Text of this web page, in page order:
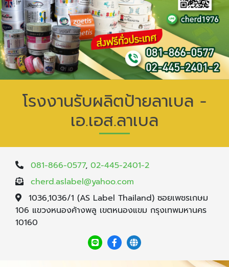
โรงงานรับผลิตป้ายลาเบล -
เอ.เอส.ลาเบล
081-866-0577, 02-445-2401-2
cherd.aslabel@yahoo.com
1036,1036/1 (AS Label Thailand) ซอยเพชรเกษม
106 แขวงหนองค้างพลู เขตหนองแขม กรุงเทพมหานคร
10160